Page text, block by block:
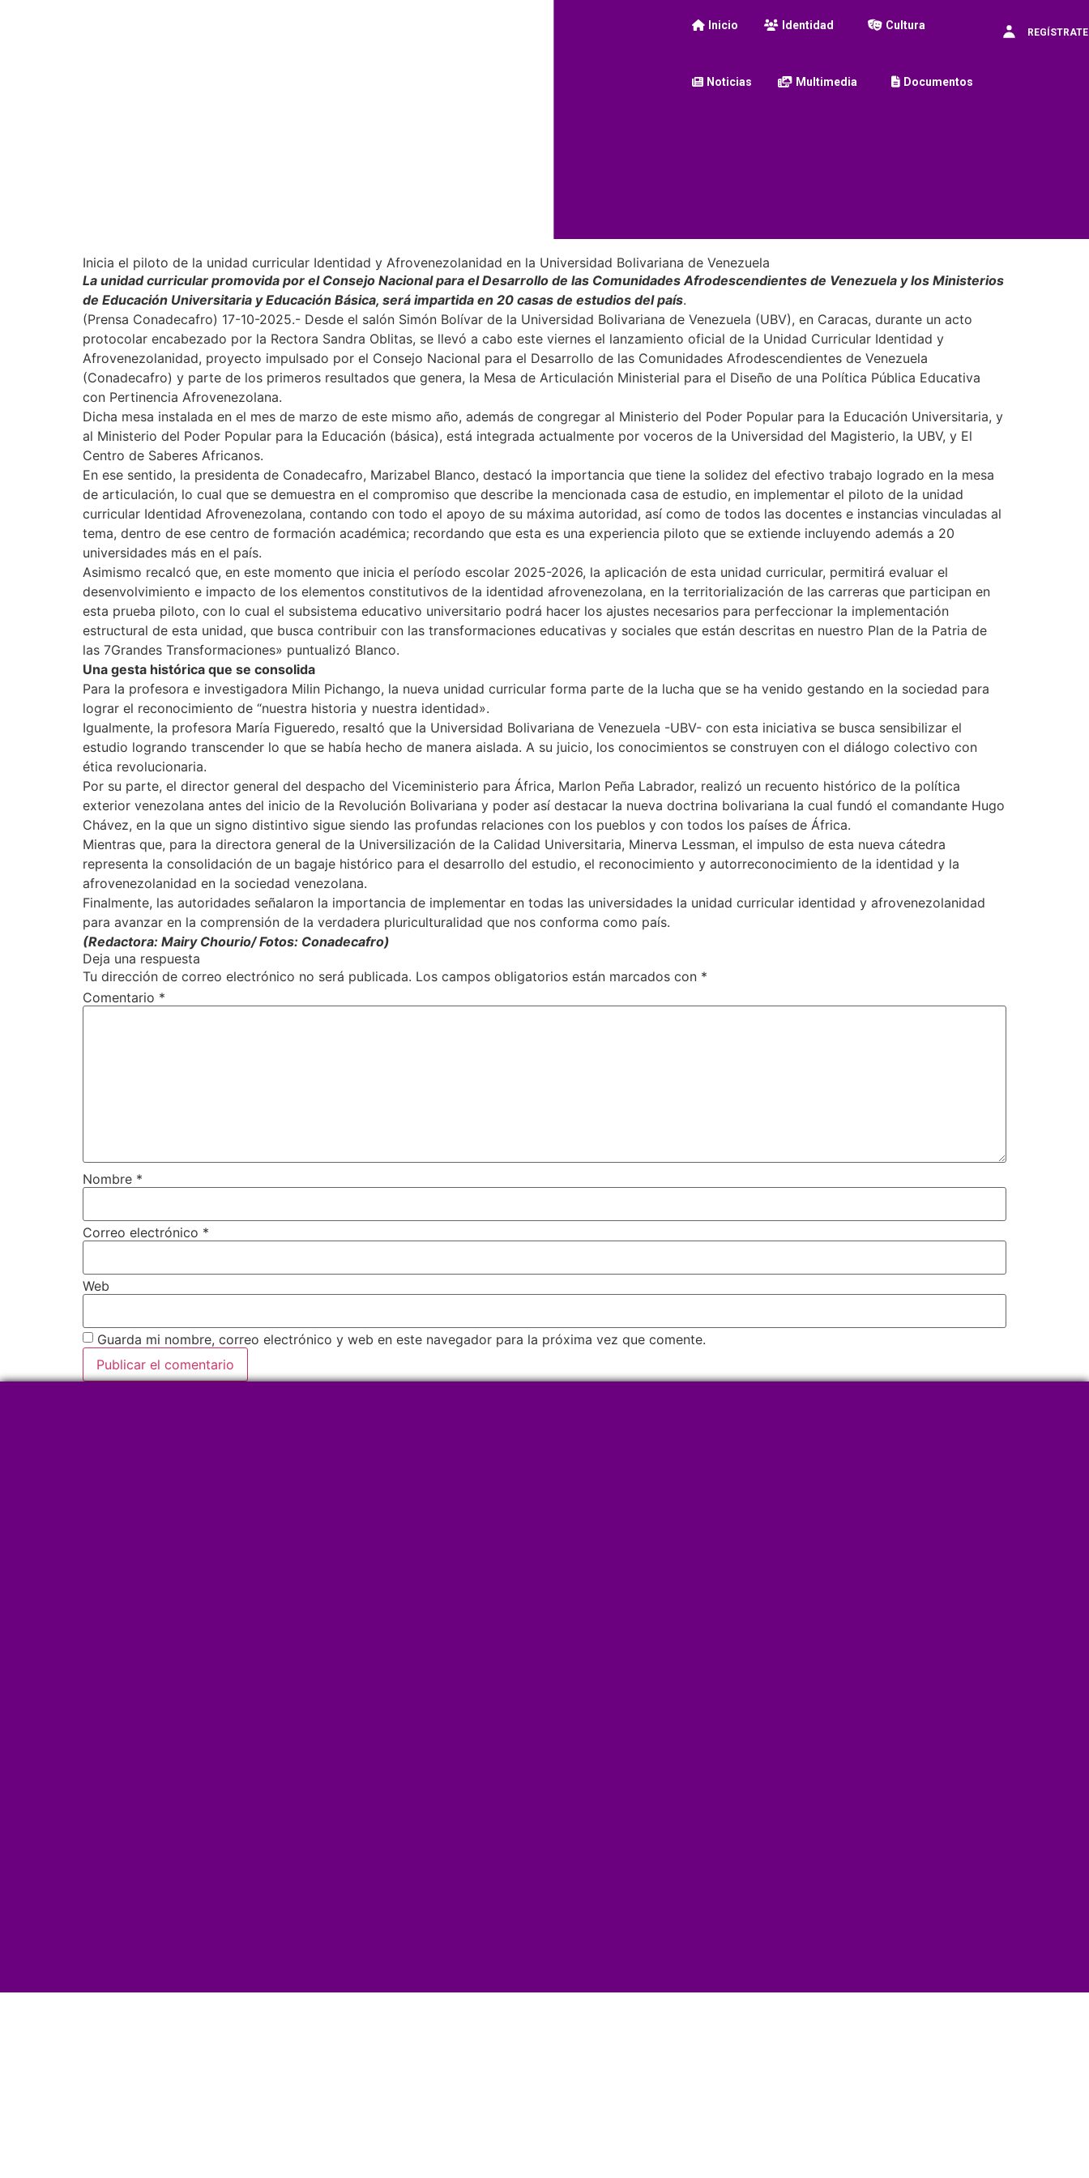
Inicio Identidad Cultura
Noticias Multimedia Documentos
REGÍSTRATE
Inicia el piloto de la unidad curricular Identidad y Afrovenezolanidad en la Universidad Bolivariana de Venezuela
La unidad curricular promovida por el Consejo Nacional para el Desarrollo de las Comunidades Afrodescendientes de Venezuela y los Ministerios
de Educación Universitaria y Educación Básica, será impartida en 20 casas de estudios del país.
(Prensa Conadecafro) 17-10-2025.- Desde el salón Simón Bolívar de la Universidad Bolivariana de Venezuela (UBV), en Caracas, durante un acto
protocolar encabezado por la Rectora Sandra Oblitas, se llevó a cabo este viernes el lanzamiento oficial de la Unidad Curricular Identidad y
Afrovenezolanidad, proyecto impulsado por el Consejo Nacional para el Desarrollo de las Comunidades Afrodescendientes de Venezuela
(Conadecafro) y parte de los primeros resultados que genera, la Mesa de Articulación Ministerial para el Diseño de una Política Pública Educativa
con Pertinencia Afrovenezolana.
Dicha mesa instalada en el mes de marzo de este mismo año, además de congregar al Ministerio del Poder Popular para la Educación Universitaria, y
al Ministerio del Poder Popular para la Educación (básica), está integrada actualmente por voceros de la Universidad del Magisterio, la UBV, y El
Centro de Saberes Africanos.
En ese sentido, la presidenta de Conadecafro, Marizabel Blanco, destacó la importancia que tiene la solidez del efectivo trabajo logrado en la mesa
de articulación, lo cual que se demuestra en el compromiso que describe la mencionada casa de estudio, en implementar el piloto de la unidad
curricular Identidad Afrovenezolana, contando con todo el apoyo de su máxima autoridad, así como de todos las docentes e instancias vinculadas al
tema, dentro de ese centro de formación académica; recordando que esta es una experiencia piloto que se extiende incluyendo además a 20
universidades más en el país.
Asimismo recalcó que, en este momento que inicia el período escolar 2025-2026, la aplicación de esta unidad curricular, permitirá evaluar el
desenvolvimiento e impacto de los elementos constitutivos de la identidad afrovenezolana, en la territorialización de las carreras que participan en
esta prueba piloto, con lo cual el subsistema educativo universitario podrá hacer los ajustes necesarios para perfeccionar la implementación
estructural de esta unidad, que busca contribuir con las transformaciones educativas y sociales que están descritas en nuestro Plan de la Patria de
las 7Grandes Transformaciones» puntualizó Blanco.
Una gesta histórica que se consolida
Para la profesora e investigadora Milin Pichango, la nueva unidad curricular forma parte de la lucha que se ha venido gestando en la sociedad para
lograr el reconocimiento de “nuestra historia y nuestra identidad».
Igualmente, la profesora María Figueredo, resaltó que la Universidad Bolivariana de Venezuela -UBV- con esta iniciativa se busca sensibilizar el
estudio logrando transcender lo que se había hecho de manera aislada. A su juicio, los conocimientos se construyen con el diálogo colectivo con
ética revolucionaria.
Por su parte, el director general del despacho del Viceministerio para África, Marlon Peña Labrador, realizó un recuento histórico de la política
exterior venezolana antes del inicio de la Revolución Bolivariana y poder así destacar la nueva doctrina bolivariana la cual fundó el comandante Hugo
Chávez, en la que un signo distintivo sigue siendo las profundas relaciones con los pueblos y con todos los países de África.
Mientras que, para la directora general de la Universilización de la Calidad Universitaria, Minerva Lessman, el impulso de esta nueva cátedra
representa la consolidación de un bagaje histórico para el desarrollo del estudio, el reconocimiento y autorreconocimiento de la identidad y la
afrovenezolanidad en la sociedad venezolana.
Finalmente, las autoridades señalaron la importancia de implementar en todas las universidades la unidad curricular identidad y afrovenezolanidad
para avanzar en la comprensión de la verdadera pluriculturalidad que nos conforma como país.
(Redactora: Mairy Chourio/ Fotos: Conadecafro)
Deja una respuesta
Tu dirección de correo electrónico no será publicada. Los campos obligatorios están marcados con *
Comentario *
Nombre *
Correo electrónico *
Web
Guarda mi nombre, correo electrónico y web en este navegador para la próxima vez que comente.